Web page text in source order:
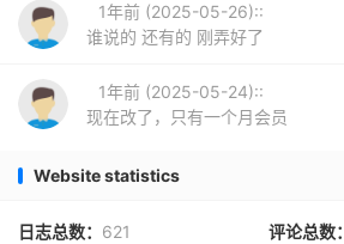
1年前 (2025-05-26)::
谁说的 还有的 刚弄好了
1年前 (2025-05-24)::
现在改了，只有一个月会员
Website statistics
日志总数： 621 评论总数：